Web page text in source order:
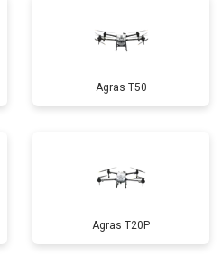
Agras T50
Agras T20P